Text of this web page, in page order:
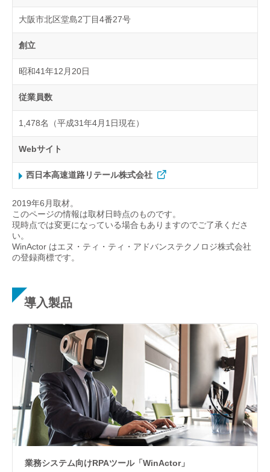
大阪市北区堂島2丁目4番27号
創立
昭和41年12月20日
従業員数
1,478名（平成31年4月1日現在）
Webサイト
西日本高速道路リテール株式会社
2019年6月取材。
このページの情報は取材日時点のものです。
現時点では変更になっている場合もありますのでご了承くださ
い。
WinActor はエヌ・ティ・ティ・アドバンステクノロジ株式会社
の登録商標です。
導入製品
業務システム向けRPAツール「WinActor」